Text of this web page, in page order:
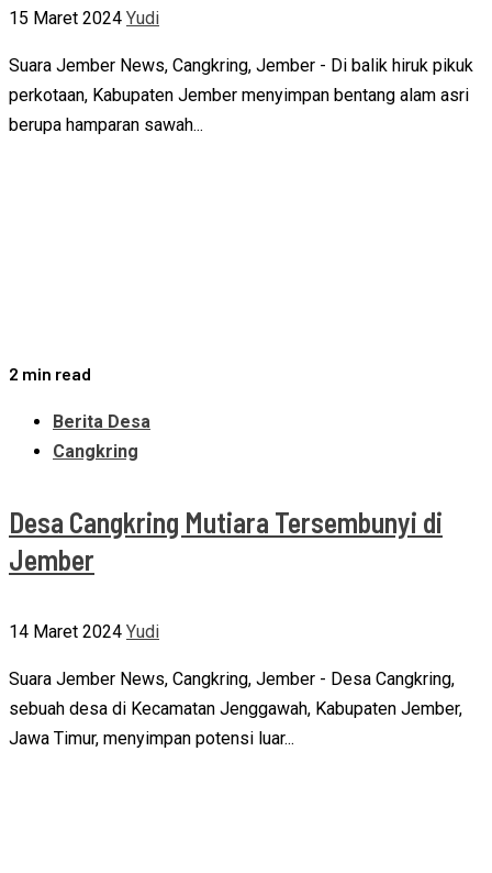
15 Maret 2024 Yudi
Suara Jember News, Cangkring, Jember - Di balik hiruk pikuk
perkotaan, Kabupaten Jember menyimpan bentang alam asri
berupa hamparan sawah...
2 min read
Berita Desa
Cangkring
Desa Cangkring Mutiara Tersembunyi di
Jember
14 Maret 2024 Yudi
Suara Jember News, Cangkring, Jember - Desa Cangkring,
sebuah desa di Kecamatan Jenggawah, Kabupaten Jember,
Jawa Timur, menyimpan potensi luar...